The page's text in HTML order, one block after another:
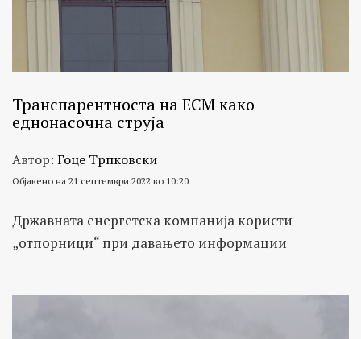
Транспарентноста на ЕСМ како
еднонасочна струја
Автор: Гоце Трпковски
Објавено на 21 септември 2022 во 10:20
Државната енергетска компанија користи
„отпорници“ при давањето информации